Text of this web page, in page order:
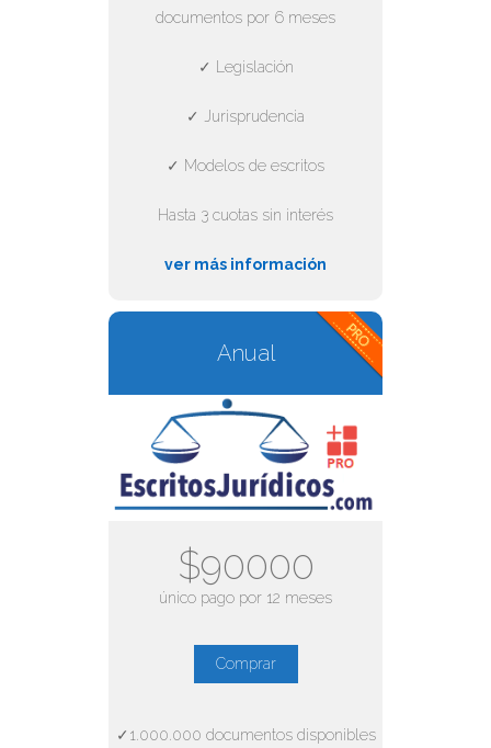
documentos por 6 meses
✓ Legislación
✓ Jurisprudencia
✓ Modelos de escritos
Hasta 3 cuotas sin interés
ver más información
Anual
$90000
único pago por 12 meses
Comprar
✓1.000.000 documentos disponibles